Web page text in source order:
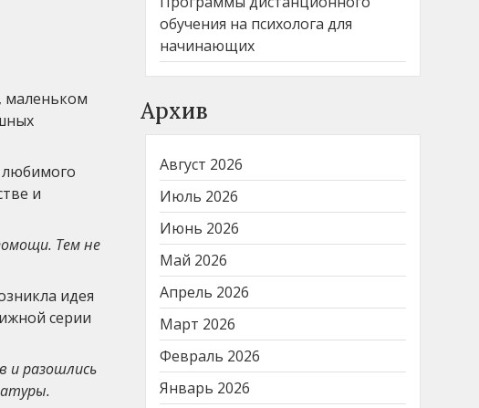
маленьком
любимого
и
Тем не
идея
серии
и разошлись
обучения на психолога для
начинающих
Архив
Август 2026
Июль 2026
Июнь 2026
Май 2026
Апрель 2026
Март 2026
Февраль 2026
Январь 2026